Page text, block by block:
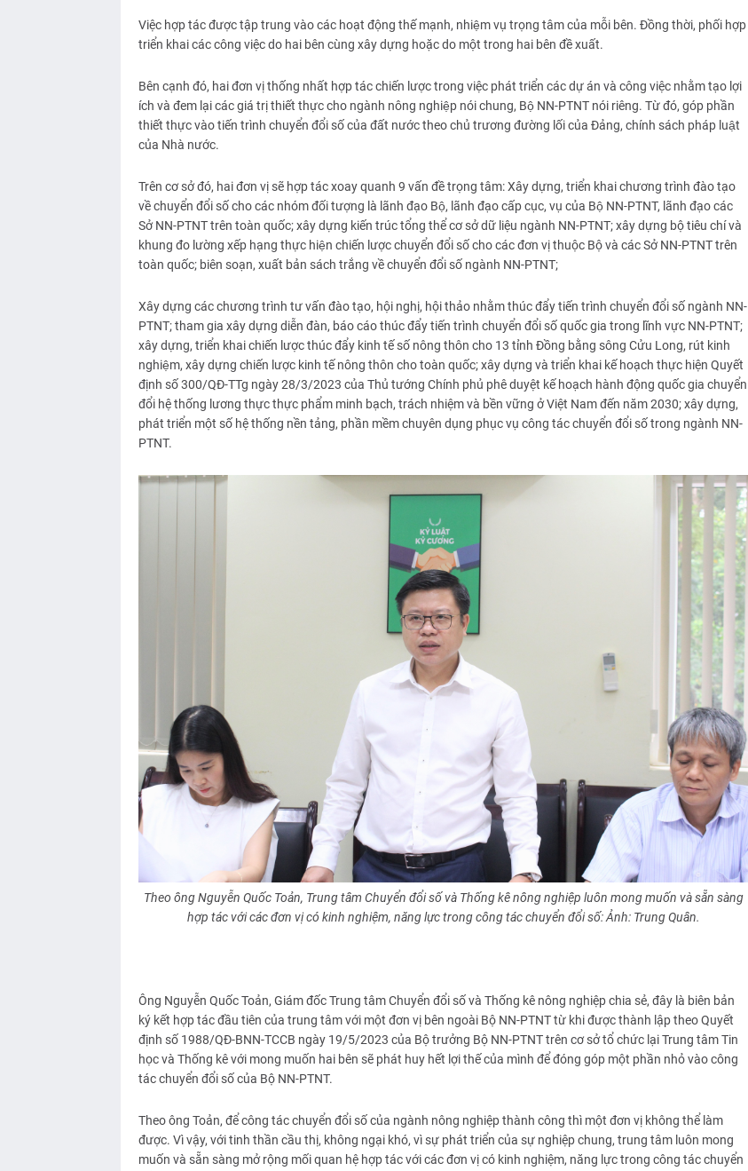
Việc hợp tác được tập trung vào các hoạt động thế mạnh, nhiệm vụ trọng tâm của mỗi bên. Đồng thời, phối hợp
triển khai các công việc do hai bên cùng xây dựng hoặc do một trong hai bên đề xuất.
Bên cạnh đó, hai đơn vị thống nhất hợp tác chiến lược trong việc phát triển các dự án và công việc nhằm tạo lợi
ích và đem lại các giá trị thiết thực cho ngành nông nghiệp nói chung, Bộ NN-PTNT nói riêng. Từ đó, góp phần
thiết thực vào tiến trình chuyển đổi số của đất nước theo chủ trương đường lối của Đảng, chính sách pháp luật
của Nhà nước.
Trên cơ sở đó, hai đơn vị sẽ hợp tác xoay quanh 9 vấn đề trọng tâm: Xây dựng, triển khai chương trình đào tạo
về chuyển đổi số cho các nhóm đối tượng là lãnh đạo Bộ, lãnh đạo cấp cục, vụ của Bộ NN-PTNT, lãnh đạo các
Sở NN-PTNT trên toàn quốc; xây dựng kiến trúc tổng thể cơ sở dữ liệu ngành NN-PTNT; xây dựng bộ tiêu chí và
khung đo lường xếp hạng thực hiện chiến lược chuyển đổi số cho các đơn vị thuộc Bộ và các Sở NN-PTNT trên
toàn quốc; biên soạn, xuất bản sách trắng về chuyển đổi số ngành NN-PTNT;
Xây dựng các chương trình tư vấn đào tạo, hội nghị, hội thảo nhằm thúc đẩy tiến trình chuyển đổi số ngành NN-
PTNT; tham gia xây dựng diễn đàn, báo cáo thúc đẩy tiến trình chuyển đổi số quốc gia trong lĩnh vực NN-PTNT;
xây dựng, triển khai chiến lược thúc đẩy kinh tế số nông thôn cho 13 tỉnh Đồng bằng sông Cửu Long, rút kinh
nghiệm, xây dựng chiến lược kinh tế nông thôn cho toàn quốc; xây dựng và triển khai kế hoạch thực hiện Quyết
định số 300/QĐ-TTg ngày 28/3/2023 của Thủ tướng Chính phủ phê duyệt kế hoạch hành động quốc gia chuyển
đổi hệ thống lương thực thực phẩm minh bạch, trách nhiệm và bền vững ở Việt Nam đến năm 2030; xây dựng,
phát triển một số hệ thống nền tảng, phần mềm chuyên dụng phục vụ công tác chuyển đổi số trong ngành NN-
PTNT.
Theo ông Nguyễn Quốc Toản, Trung tâm Chuyển đổi số và Thống kê nông nghiệp luôn mong muốn và sẵn sàng
hợp tác với các đơn vị có kinh nghiệm, năng lực trong công tác chuyển đổi số: Ảnh: Trung Quân.
Ông Nguyễn Quốc Toản, Giám đốc Trung tâm Chuyển đổi số và Thống kê nông nghiệp chia sẻ, đây là biên bản
ký kết hợp tác đầu tiên của trung tâm với một đơn vị bên ngoài Bộ NN-PTNT từ khi được thành lập theo Quyết
định số 1988/QĐ-BNN-TCCB ngày 19/5/2023 của Bộ trưởng Bộ NN-PTNT trên cơ sở tổ chức lại Trung tâm Tin
học và Thống kê với mong muốn hai bên sẽ phát huy hết lợi thế của mình để đóng góp một phần nhỏ vào công
tác chuyển đổi số của Bộ NN-PTNT.
Theo ông Toản, để công tác chuyển đổi số của ngành nông nghiệp thành công thì một đơn vị không thể làm
được. Vì vậy, với tinh thần cầu thị, không ngại khó, vì sự phát triển của sự nghiệp chung, trung tâm luôn mong
muốn và sẵn sàng mở rộng mối quan hệ hợp tác với các đơn vị có kinh nghiệm, năng lực trong công tác chuyển